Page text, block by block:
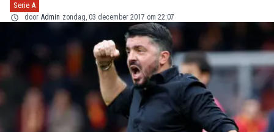
Serie A
door Admin zondag, 03 december 2017 om 22:07